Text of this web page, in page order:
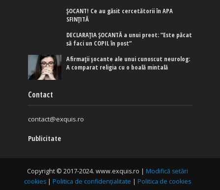
ȘOCANT! Ce au găsit cercetătorii în APA
SFINȚITĂ
DECLARAȚIA ȘOCANTĂ a unui preot: ”Este păcat
să faci un COPIL în post”
Afirmaţii şocante ale unui cunoscut neurolog:
A comparat religia cu o boală mintală
Contact
contact@exquis.ro
Publicitate
Copyright © 2017-2024. www.exquis.ro | Modifică setări
cookies | Politica de confidențialitate | Politica de cookies